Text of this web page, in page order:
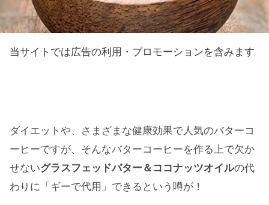
当サイトでは広告の利用・プロモーションを含みます
ダイエットや、さまざまな健康効果で人気のバターコ
ーヒーですが、そんなバターコーヒーを作る上で欠か
せないグラスフェッドバター＆ココナッツオイルの代
わりに「ギーで代用」できるという噂が！